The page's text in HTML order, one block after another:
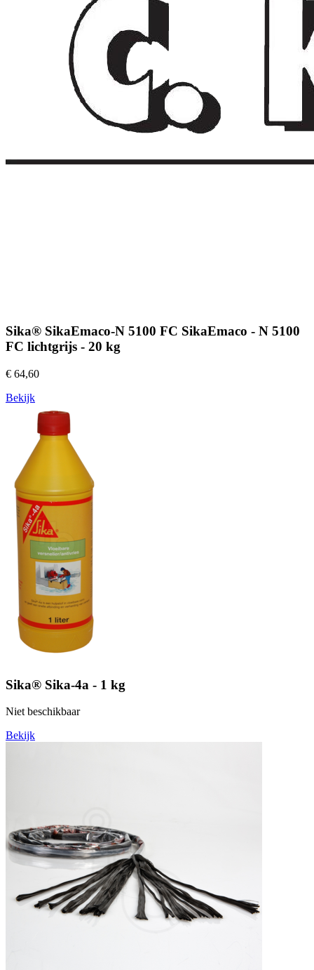
Sika® SikaEmaco-N 5100 FC SikaEmaco - N 5100
FC lichtgrijs - 20 kg
€ 64,60
Bekijk
Sika® Sika-4a - 1 kg
Niet beschikbaar
Bekijk